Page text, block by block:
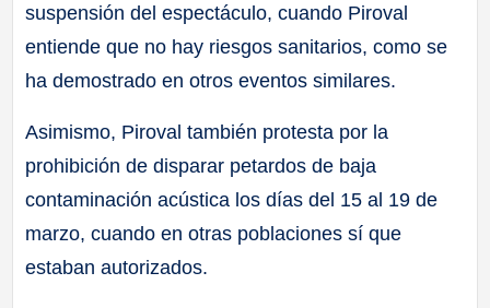
suspensión del espectáculo, cuando Piroval
entiende que no hay riesgos sanitarios, como se
ha demostrado en otros eventos similares.
Asimismo, Piroval también protesta por la
prohibición de disparar petardos de baja
contaminación acústica los días del 15 al 19 de
marzo, cuando en otras poblaciones sí que
estaban autorizados.